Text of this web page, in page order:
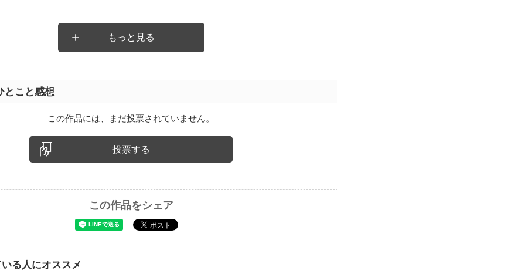
もっと見る
とこと感想
この作品には、まだ投票されていません。
投票する
この作品をシェア
る人にオススメ